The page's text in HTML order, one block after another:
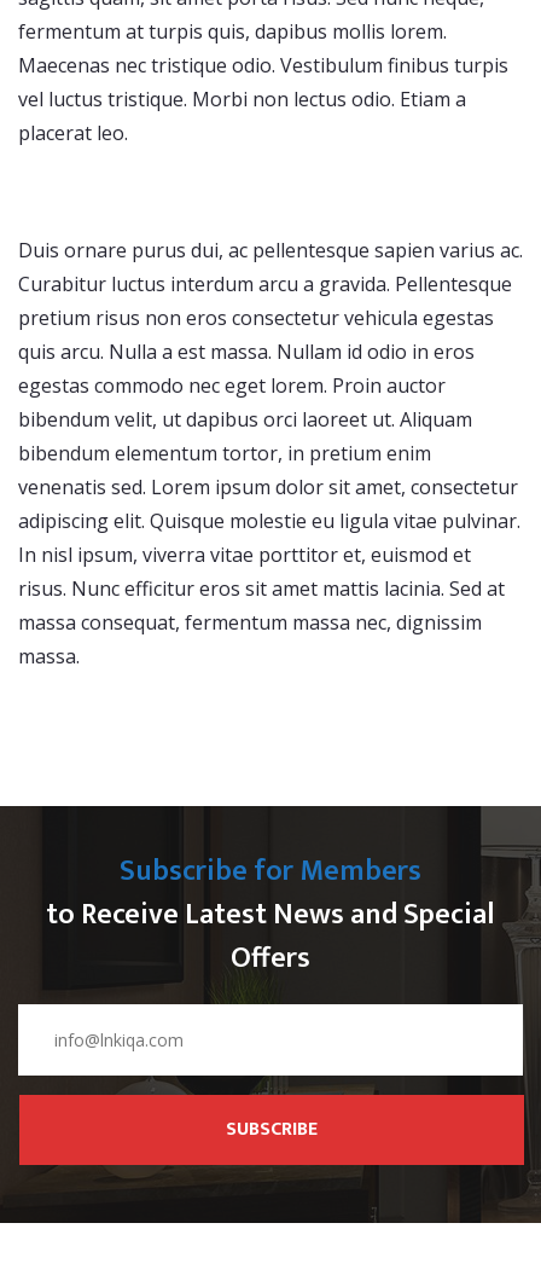
fermentum at turpis quis, dapibus mollis lorem.
Maecenas nec tristique odio. Vestibulum finibus turpis
vel luctus tristique. Morbi non lectus odio. Etiam a
placerat leo.
Duis ornare purus dui, ac pellentesque sapien varius ac.
Curabitur luctus interdum arcu a gravida. Pellentesque
pretium risus non eros consectetur vehicula egestas
quis arcu. Nulla a est massa. Nullam id odio in eros
egestas commodo nec eget lorem. Proin auctor
bibendum velit, ut dapibus orci laoreet ut. Aliquam
bibendum elementum tortor, in pretium enim
venenatis sed. Lorem ipsum dolor sit amet, consectetur
adipiscing elit. Quisque molestie eu ligula vitae pulvinar.
In nisl ipsum, viverra vitae porttitor et, euismod et
risus. Nunc efficitur eros sit amet mattis lacinia. Sed at
massa consequat, fermentum massa nec, dignissim
massa.
Subscribe for Members
to Receive Latest News and Special
Offers
SUBSCRIBE